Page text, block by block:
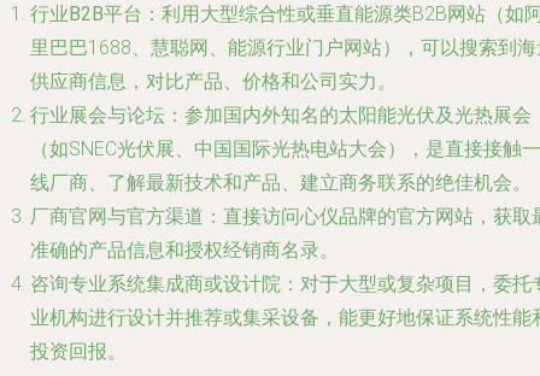
行业B2B平台 ：利用大型综合性或垂直能源类B2B网站（如
里巴巴1688、慧聪网、能源行业门户网站），可以搜索到
供应商信息，对比产品、价格和公司实力。
行业展会与论坛 ：参加国内外知名的太阳能光伏及光热展会
（如SNEC光伏展、中国国际光热电站大会），是直接接触一
线厂商、了解最新技术和产品、建立商务联系的绝佳机会。
厂商官网与官方渠道 ：直接访问心仪品牌的官方网站，获取
准确的产品信息和授权经销商名录。
咨询专业系统集成商或设计院 ：对于大型或复杂项目，委托
业机构进行设计并推荐或集采设备，能更好地保证系统性能
投资回报。